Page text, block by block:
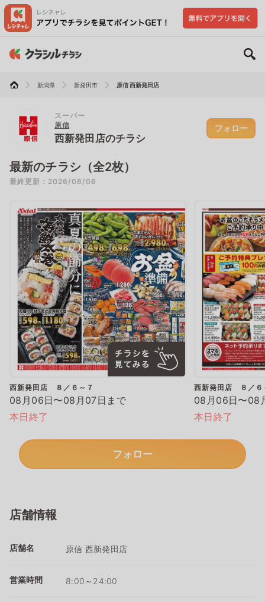
新潟県 新発田市 原信 西新発田店
スーパー
原信
西新発田店のチラシ
フォロー
最新のチラシ（全2枚）
最終更新：2026/08/06
西新発田店 ８／６～７
08月06日〜08月07日まで
本日終了
西新発田店 ８／６
08月06日〜08
本日終了
フォロー
店舗情報
店舗名 原信 西新発田店
営業時間 8:00～24:00